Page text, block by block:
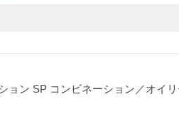
ョン SP コンビネーション／オイ